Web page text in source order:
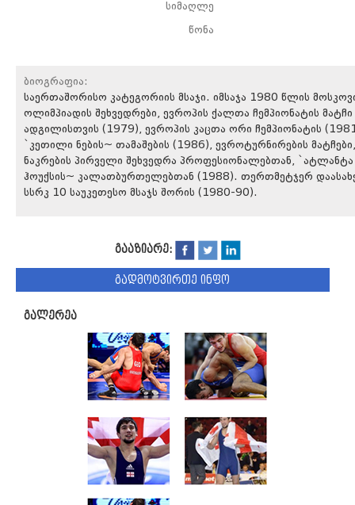
სიმაღლე
წონა
ბიოგრაფია:
საერთაშორისო კატეგორიის მსაჯი. იმსაჯა 1980 წლის
ოლიმპიადის შეხვედრები, ევროპის ქალთა ჩემპიონატის მატჩი
ადგილისთვის (1979), ევროპის კაცთა ორი ჩემპიონატის
`კეთილი ნების~ თამაშების (1986), ევროტურნირების
ნაკრების პირველი შეხვედრა პროფესიონალებთან, `ატლანტა
ჰოუქსის~ კალათბურთელებთან (1988). თერთმეტჯერ
სსრკ 10 საუკეთესო მსაჯს შორის (1980-90).
გააზიარე:
გადმოტვირთე ინფო
გალერეა